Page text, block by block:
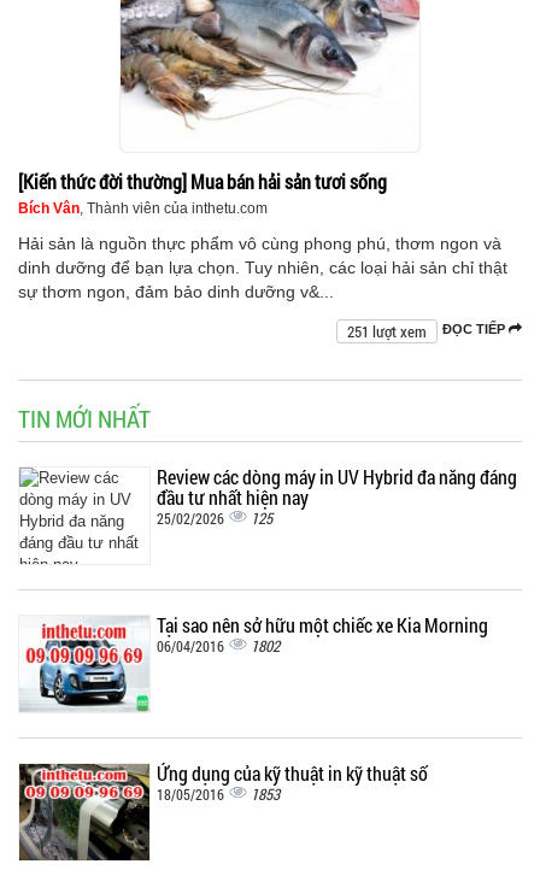
[Kiến thức đời thường] Mua bán hải sản tươi sống
Bích Vân, Thành viên của inthetu.com
Hải sản là nguồn thực phẩm vô cùng phong phú, thơm ngon và
dinh dưỡng để bạn lựa chọn. Tuy nhiên, các loại hải sản chỉ thật
sự thơm ngon, đảm bảo dinh dưỡng v&...
ĐỌC TIẾP
251 lượt xem
TIN MỚI NHẤT
Review các dòng máy in UV Hybrid đa năng đáng
đầu tư nhất hiện nay
25/02/2026 125
Tại sao nên sở hữu một chiếc xe Kia Morning
06/04/2016 1802
Ứng dụng của kỹ thuật in kỹ thuật số
18/05/2016 1853